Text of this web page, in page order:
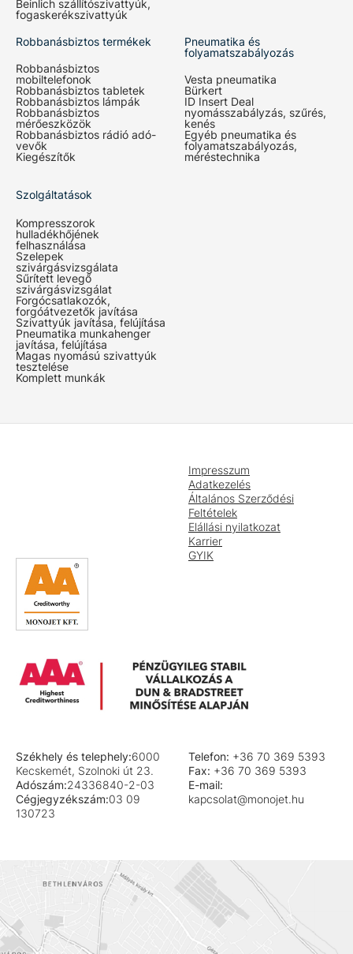
Beinlich szállítószivattyúk,
fogaskerékszivattyúk
Robbanásbiztos termékek
Robbanásbiztos
mobiltelefonok
Robbanásbiztos tabletek
Robbanásbiztos lámpák
Robbanásbiztos
mérőeszközök
Robbanásbiztos rádió adó-
vevők
Kiegészítők
Pneumatika és
folyamatszabályozás
Vesta pneumatika
Bürkert
ID Insert Deal
nyomásszabályzás, szűrés,
kenés
Egyéb pneumatika és
folyamatszabályozás,
méréstechnika
Szolgáltatások
Kompresszorok
hulladékhőjének
felhasználása
Szelepek
szivárgásvizsgálata
Sűrített levegő
szivárgásvizsgálat
Forgócsatlakozók,
forgóátvezetők javítása
Szivattyúk javítása, felújítása
Pneumatika munkahenger
javítása, felújítása
Magas nyomású szivattyúk
tesztelése
Komplett munkák
Impresszum
Adatkezelés
Általános Szerződési
Feltételek
Elállási nyilatkozat
Karrier
GYIK
Székhely és telephely:6000
Kecskemét, Szolnoki út 23.
Adószám:24336840-2-03
Cégjegyzékszám:03 09
130723
Telefon: +36 70 369 5393
Fax: +36 70 369 5393
E-mail:
kapcsolat@monojet.hu